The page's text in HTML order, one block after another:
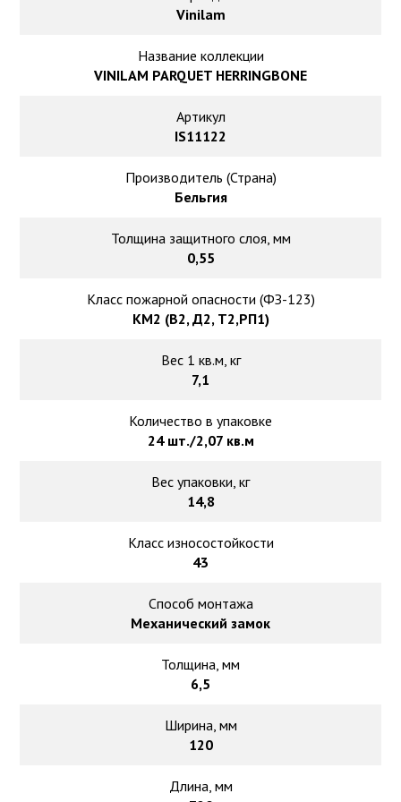
Ковролин оптом
Vinilam
Название коллекции
VINILAM PARQUET HERRINGBONE
Артикул
IS11122
Производитель (Страна)
Бельгия
Толщина защитного слоя, мм
0,55
Класс пожарной опасности (ФЗ-123)
КМ2 (В2, Д2, Т2,РП1)
Вес 1 кв.м, кг
7,1
Количество в упаковке
24 шт./2,07 кв.м
Вес упаковки, кг
14,8
Класс износостойкости
43
Способ монтажа
Механический замок
Толщина, мм
6,5
Ширина, мм
120
Длина, мм